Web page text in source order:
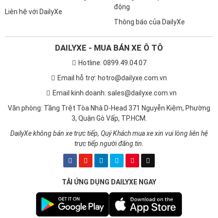
Cả 2 mẫu xe đều được trang bị ghế ngồi bọc da sang trọng. Nếu
Peugeot có ghế lái chỉnh điện, đi cùng tính năng sưởi, massage
Liên hệ với DailyXe
động
Thông báo của DailyXe
DAILYXE - MUA BÁN XE Ô TÔ
Hotline: 0899.49.04.07
Email hỗ trợ: hotro@dailyxe.com.vn
Email kinh doanh: sales@dailyxe.com.vn
Văn phòng: Tầng Trệt Tòa Nhà D-Head 371 Nguyễn Kiệm, Phường
3, Quận Gò Vấp, TP.HCM.
DailyXe không bán xe trực tiếp, Quý Khách mua xe xin vui lòng liên hệ
trực tiếp người đăng tin.
TẢI ỨNG DỤNG DAILYXE NGAY